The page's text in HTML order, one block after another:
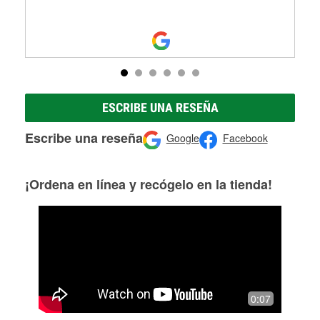
ESCRIBE UNA RESEÑA
Escribe una reseña Google Facebook
¡Ordena en línea y recógelo en la tienda!
0:07